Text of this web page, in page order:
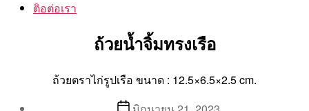
ติอต่อเรา
ถ้วยน้ำจิ้มทรงเรือ
ถ้วยตราไก่รูปเรือ ขนาด : 12.5×6.5×2.5 cm.
Post